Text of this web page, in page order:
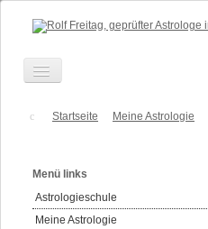
Toggle
Über mich
Ausbildung
Anfahrt
Startseite Meine Astrologie
Menü links
Astrologieschule
Meine Astrologie